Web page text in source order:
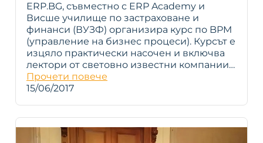
ERP.BG, съвместно с ERP Academy и
Висше училище по застраховане и
финанси (ВУЗФ) организира курс по BPM
(управление на бизнес процеси). Курсът е
изцяло практически насочен и включва
лектори от световно известни компании…
Прочети повече
15/06/2017